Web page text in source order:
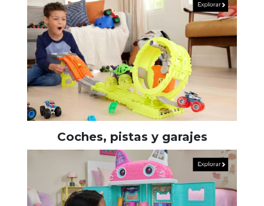
Coches, pistas y garajes